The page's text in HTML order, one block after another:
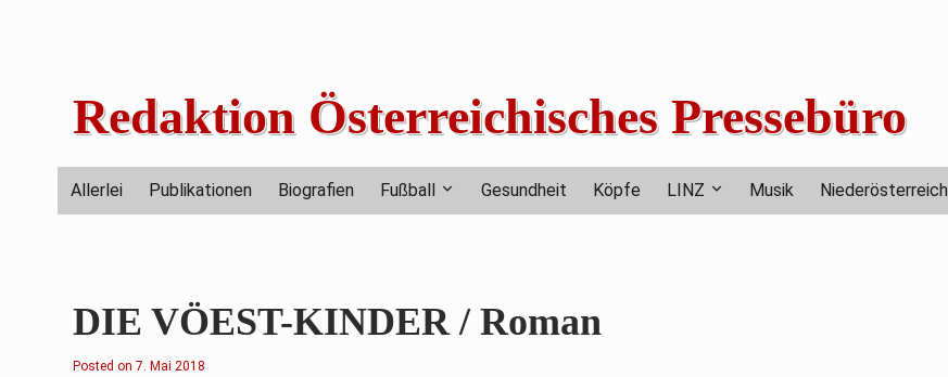
Redaktion Österreichisches Pressebüro
Allerlei Publikationen Biografien Fußball Gesundheit Köpfe LINZ Musik Niederösterreich
DIE VÖEST-KINDER / Roman
Posted on2
7. Mai 2018